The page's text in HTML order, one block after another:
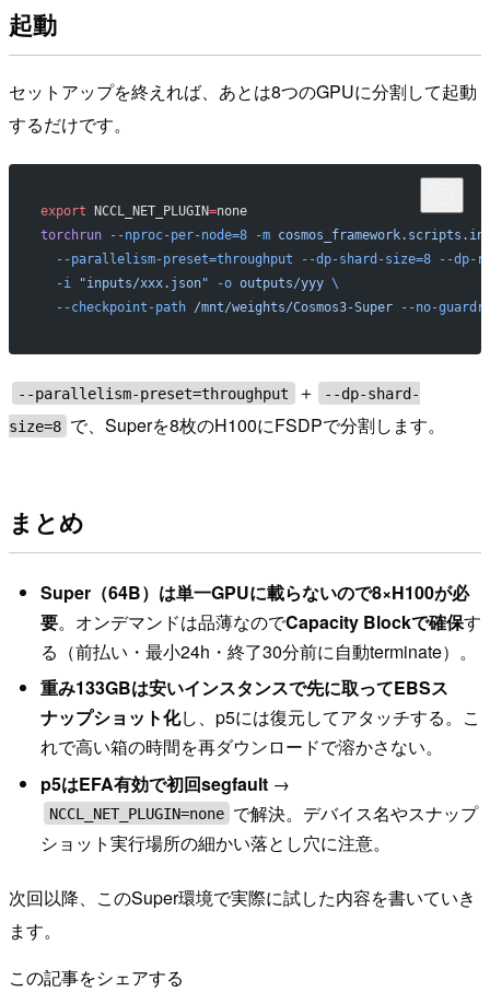
起動
セットアップを終えれば、あとは8つのGPUに分割して起動
するだけです。
export NCCL_NET_PLUGIN=none
torchrun --nproc-per-node=8 -m
  --parallelism-preset=throughput
--dp-shard-size=8 --dp-
  -i
"inputs/xxx.json" -o outputs/yyy \
  --checkpoint-path
/mnt/weights/Cosmos3-Super --no-
--parallelism-preset=throughput ＋
--dp-shard-
size=8 で、Superを8枚のH100にFSDPで分割します。
まとめ
Super（64B）は単一GPUに載らないので8×H100が必
要。オンデマンドは品薄なのでCapacity Blockで確保す
る（前払い・最小24h・終了30分前に自動terminate）。
重み133GBは安いインスタンスで先に取ってEBSス
ナップショット化し、p5には復元してアタッチする。こ
れで高い箱の時間を再ダウンロードで溶かさない。
p5はEFA有効で初回segfault→
NCCL_NET_PLUGIN=none で解決。デバイス名やスナップ
ショット実行場所の細かい落とし穴に注意。
次回以降、このSuper環境で実際に試した内容を書いていき
ます。
この記事をシェアする